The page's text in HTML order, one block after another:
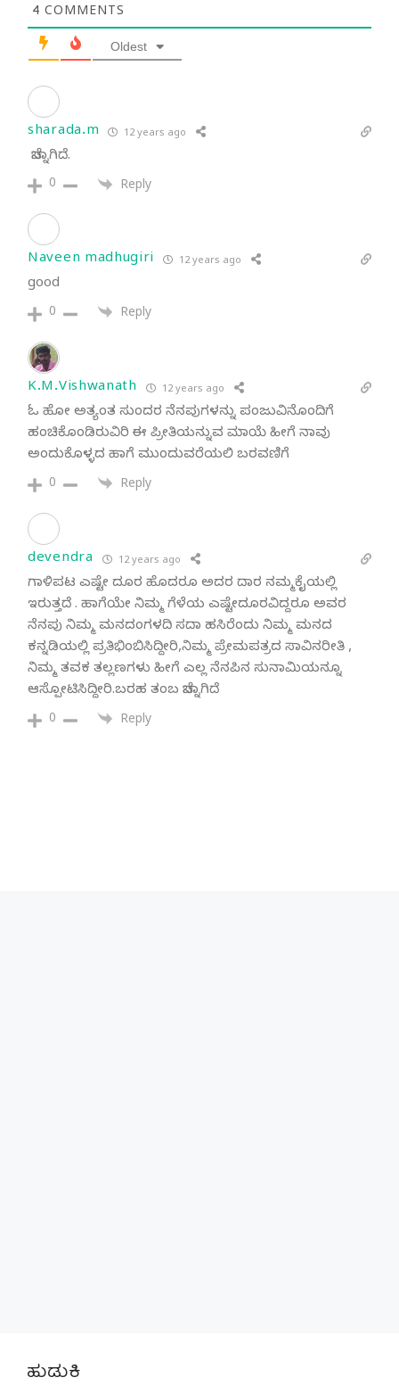
4 COMMENTS
Oldest
sharada.m 12 years ago
ಚೆನ್ನಾಗಿದೆ.
0 Reply
Naveen madhugiri 12 years ago
good
0 Reply
K.M.Vishwanath 12 years ago
ಓ ಹೋ ಅತ್ಯಂತ ಸುಂದರ ನೆನಪುಗಳನ್ನು ಪಂಜುವಿನೊಂದಿಗೆ
ಹಂಚಿಕೊಂಡಿರುವಿರಿ ಈ ಪ್ರೀತಿಯನ್ನುವ ಮಾಯೆ ಹೀಗೆ ನಾವು
ಅಂದುಕೊಳ್ಳದ ಹಾಗೆ ಮುಂದುವರೆಯಲಿ ಬರವಣಿಗೆ
0 Reply
devendra 12 years ago
ಗಾಳಿಪಟ ಎಷ್ಟೇ ದೂರ ಹೊದರೂ ಅದರ ದಾರ ನಮ್ಮಕೈಯಲ್ಲಿ
ಇರುತ್ತದೆ . ಹಾಗೆಯೇ ನಿಮ್ಮ ಗೆಳೆಯ ಎಷ್ಟೇದೂರವಿದ್ದರೂ ಅವರ
ನೆನಪು ನಿಮ್ಮ ಮನದಂಗಳದಿ ಸದಾ ಹಸಿರೆಂದು ನಿಮ್ಮ ಮನದ
ಕನ್ನಡಿಯಲ್ಲಿ ಪ್ರತಿಭಿಂಬಿಸಿದ್ದೀರಿ,ನಿಮ್ಮ ಪ್ರೇಮಪತ್ರದ ಸಾವಿನರೀತಿ ,
ನಿಮ್ಮ ತವಕ ತಲ್ಲಣಗಳು ಹೀಗೆ ಎಲ್ಲ ನೆನಪಿನ ಸುನಾಮಿಯನ್ನೂ
ಆಸ್ಪೋಟಿಸಿದ್ದೀರಿ.ಬರಹ ತಂಬ ಚೆನ್ನಾಗಿದೆ
0 Reply
ಹುಡುಕಿ